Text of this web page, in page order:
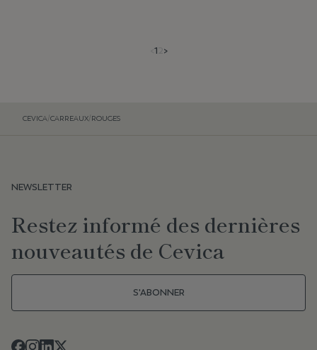
1 >
CEVICA/CARREAUX/ROUGES
NEWSLETTER
Restez informé des dernières
nouveautés de Cevica
S'ABONNER